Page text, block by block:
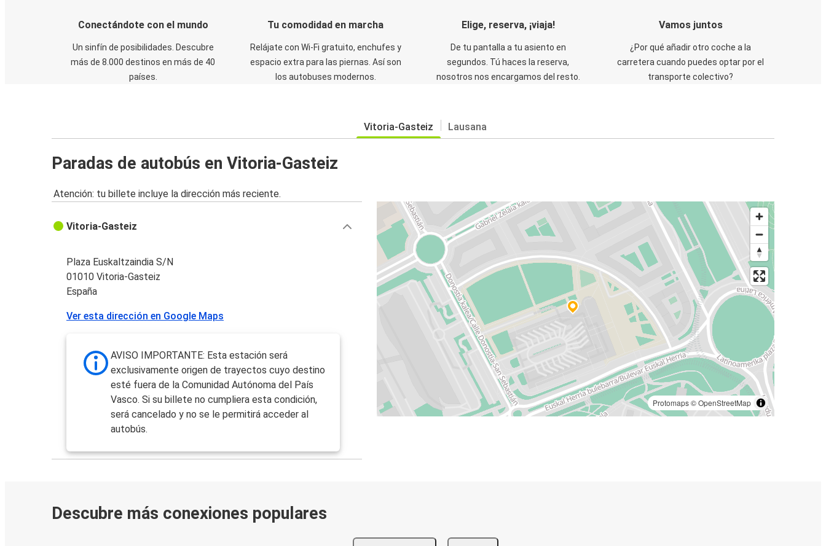
Conectándote con el mundo
Un sinfín de posibilidades. Descubre
más de 8.000 destinos en más de 40
países.
Tu comodidad en marcha
Relájate con Wi-Fi gratuito, enchufes y
espacio extra para las piernas. Así son
los autobuses modernos.
Elige, reserva, ¡viaja!
De tu pantalla a tu asiento en
segundos. Tú haces la reserva,
nosotros nos encargamos del resto.
Vamos juntos
¿Por qué añadir otro coche a la
carretera cuando puedes optar por el
transporte colectivo?
Vitoria-Gasteiz Lausana
Paradas de autobús en Vitoria-Gasteiz
Atención: tu billete incluye la dirección más reciente.
Protomaps©OpenStreetMap
Vitoria-Gasteiz
Plaza Euskaltzaindia S/N
01010 Vitoria-Gasteiz
España
Ver esta dirección en Google Maps
AVISO IMPORTANTE: Esta estación será
exclusivamente origen de trayectos cuyo destino
esté fuera de la Comunidad Autónoma del País
Vasco. Si su billete no cumpliera esta condición,
será cancelado y no se le permitirá acceder al
autobús.
Descubre más conexiones populares